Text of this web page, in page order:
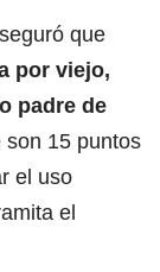
que
por viejo,
padre de
son 15 puntos
el uso
el